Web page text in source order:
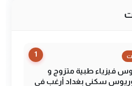
1
فيزياء طبية متزوج و
سكني بغداد أرغب في